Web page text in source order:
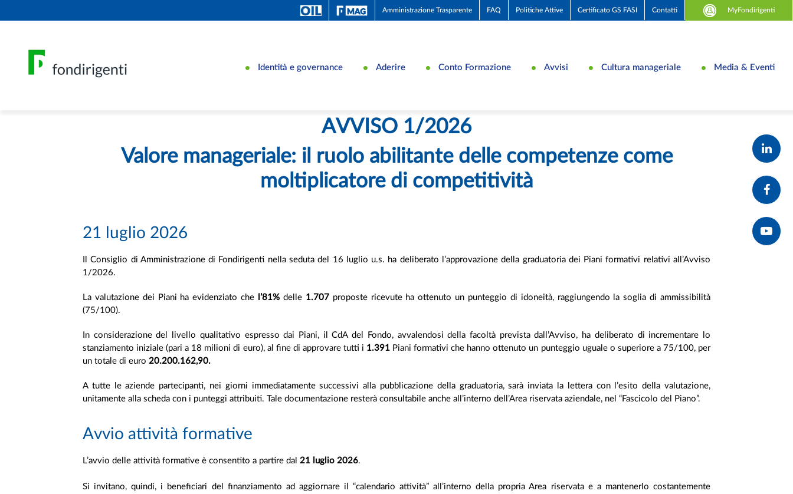
Amministrazione Trasparente FAQ Politiche Attive Certificato GS FASI Contatti MyFondirigenti
Identità e governance Aderire Conto Formazione Avvisi Cultura manageriale Media & Eventi
AVVISO 1/2026
Valore manageriale: il ruolo abilitante delle competenze come
moltiplicatore di competitività
21 luglio 2026
Il Consiglio di Amministrazione di Fondirigenti nella seduta del 16 luglio u.s. ha deliberato l’approvazione della graduatoria dei Piani formativi relativi all’Avviso
1/2026.
La valutazione dei Piani ha evidenziato che l’81% delle 1.707proposte ricevute ha ottenuto un punteggio di idoneità, raggiungendo la soglia di ammissibilità
(75/100).
In considerazione del livello qualitativo espresso dai Piani, il CdA del Fondo, avvalendosi della facoltà prevista dall’Avviso, ha deliberato di incrementare lo
stanziamento iniziale (pari a 18 milioni di euro), al fine di approvare tutti i 1.391 Piani formativi che hanno ottenuto un punteggio uguale o superiore a 75/100, per
un totale di euro 20.200.162,90.
A tutte le aziende partecipanti, nei giorni immediatamente successivi alla pubblicazione della graduatoria, sarà inviata la lettera con l’esito della valutazione,
unitamente alla scheda con i punteggi attribuiti. Tale documentazione resterà consultabile anche all’interno dell’Area riservata aziendale, nel “Fascicolo del Piano”.
Avvio attività formative
L’avvio delle attività formative è consentito a partire dal 21 luglio 2026.
Si invitano, quindi, i beneficiari del finanziamento ad aggiornare il “calendario attività” all’interno della propria Area riservata e a mantenerlo costantemente